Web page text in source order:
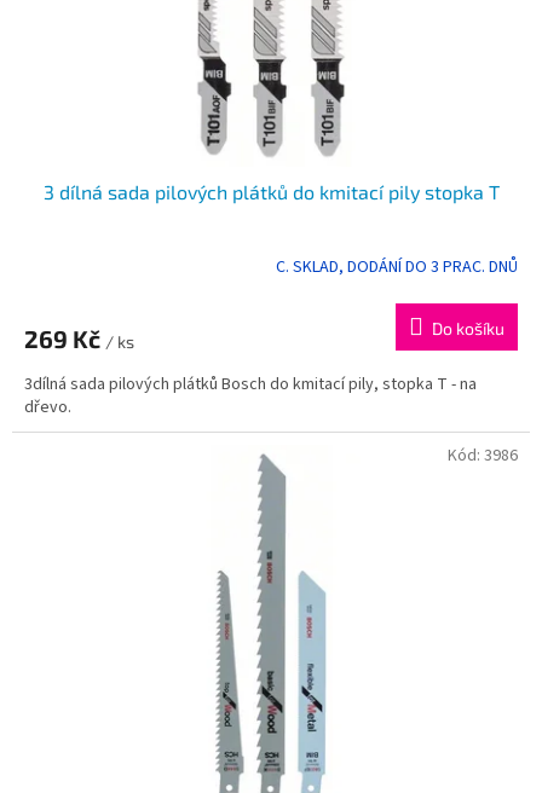
3 dílná sada pilových plátků do kmitací pily stopka T
je
z
5
hvězdiček.
C. SKLAD, DODÁNÍ DO 3 PRAC. DNŮ
269 Kč / ks
Do košíku
3dílná sada pilových plátků Bosch do kmitací pily, stopka T - na
dřevo.
Kód: 3986